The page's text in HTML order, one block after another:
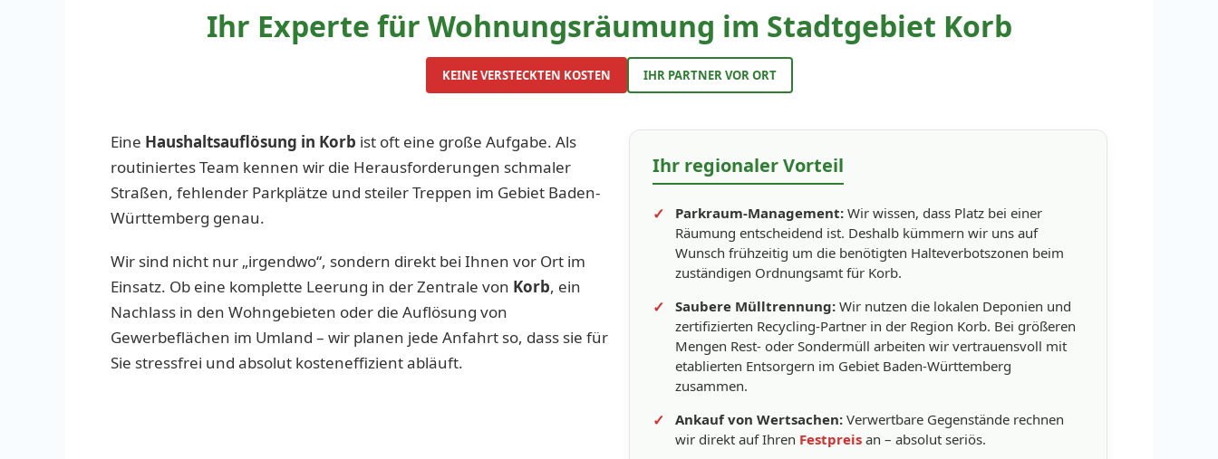
Ihr Experte für Wohnungsräumung im Stadtgebiet Korb
KEINE VERSTECKTEN KOSTEN IHR PARTNER VOR ORT
Eine Haushaltsauflösung in Korb ist oft eine große Aufgabe. Als
routiniertes Team kennen wir die Herausforderungen schmaler
Straßen, fehlender Parkplätze und steiler Treppen im Gebiet Baden-
Württemberg genau.
Wir sind nicht nur „irgendwo“, sondern direkt bei Ihnen vor Ort im
Einsatz. Ob eine komplette Leerung in der Zentrale von Korb, ein
Nachlass in den Wohngebieten oder die Auflösung von
Gewerbeflächen im Umland – wir planen jede Anfahrt so, dass sie für
Sie stressfrei und absolut kosteneffizient abläuft.
Ihr regionaler Vorteil
Parkraum-Management:Wir wissen, dass Platz bei einer
Räumung entscheidend ist. Deshalb kümmern wir uns auf
Wunsch frühzeitig um die benötigten Halteverbotszonen beim
zuständigen Ordnungsamt für Korb.
Saubere Mülltrennung:Wir nutzen die lokalen Deponien und
zertifizierten Recycling-Partner in der Region Korb. Bei größeren
Mengen Rest- oder Sondermüll arbeiten wir vertrauensvoll mit
etablierten Entsorgern im Gebiet Baden-Württemberg
zusammen.
Ankauf von Wertsachen:Verwertbare Gegenstände rechnen
wir direkt auf Ihren Festpreisan – absolut seriös.